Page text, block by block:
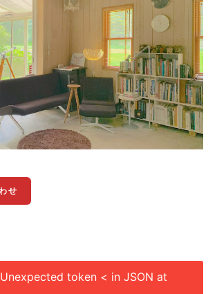
せ
token < in JSON at